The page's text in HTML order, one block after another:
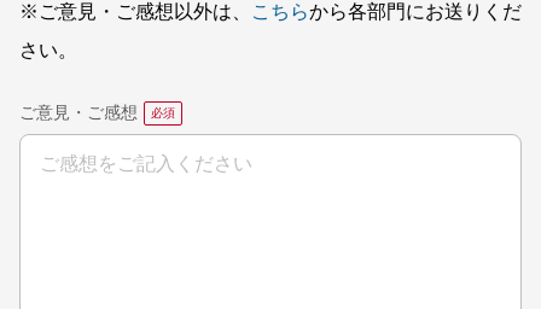
※ご意見・ご感想以外は、
こちらから各部門にお送りくだ
さい。
ご意見・ご感想